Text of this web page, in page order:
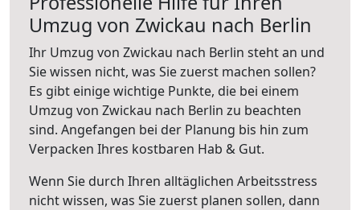
Umzug von Zwickau nach Berlin
Ihr Umzug von Zwickau nach Berlin steht an und
Sie wissen nicht, was Sie zuerst machen sollen?
Es gibt einige wichtige Punkte, die bei einem
Umzug von Zwickau nach Berlin zu beachten
sind. Angefangen bei der Planung bis hin zum
Verpacken Ihres kostbaren Hab & Gut.
Wenn Sie durch Ihren alltäglichen Arbeitsstress
nicht wissen, was Sie zuerst planen sollen, dann